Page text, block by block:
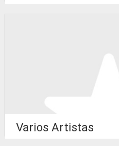
Varios Artistas